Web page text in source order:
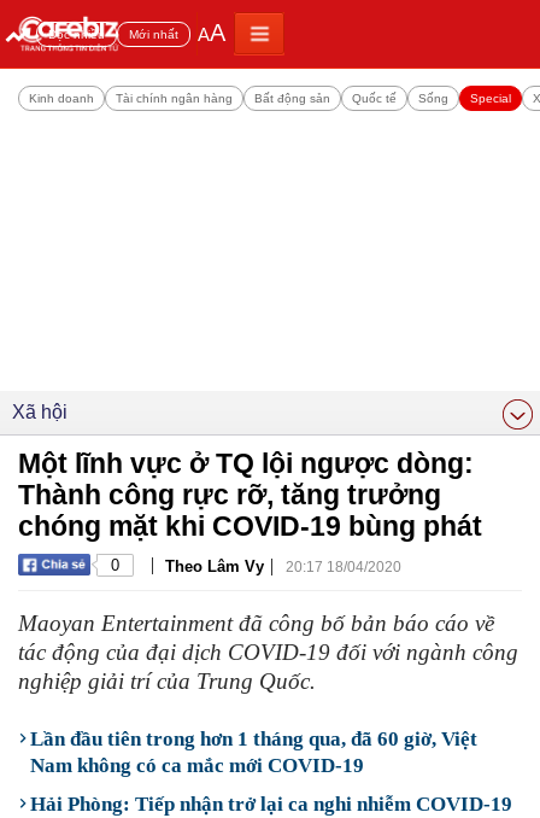
Đọc nhiều Mới nhất AA
Kinh doanh Tài chính ngân hàng Bất động sản Quốc tế Sống Special
Xã hội
Một lĩnh vực ở TQ lội ngược dòng:
Thành công rực rỡ, tăng trưởng
chóng mặt khi COVID-19 bùng phát
0 | Theo Lâm Vy | 20:17 18/04/2020
Maoyan Entertainment đã công bố bản báo cáo về
tác động của đại dịch COVID-19 đối với ngành công
nghiệp giải trí của Trung Quốc.
Lần đầu tiên trong hơn 1 tháng qua, đã 60 giờ, Việt
Nam không có ca mắc mới COVID-19
Hải Phòng: Tiếp nhận trở lại ca nghi nhiễm COVID-19